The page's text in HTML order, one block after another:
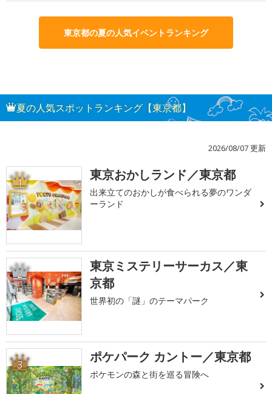
東京都の夏の人気イベントランキング
夏の人気スポットランキング【東京都】
2026/08/07 更新
1 東京おかしランド／東京都
出来立てのおかしが食べられる夢のワンダ
ーランド
2
東京ミステリーサーカス／東
京都
世界初の「謎」のテーマパーク
3 ポケパーク カントー／東京都
ポケモンの森と街を巡る冒険へ